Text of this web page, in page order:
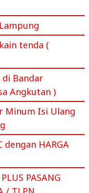
tenda (
Bandar
Angkutan )
Minum Isi Ulang
dengan HARGA
PASANG